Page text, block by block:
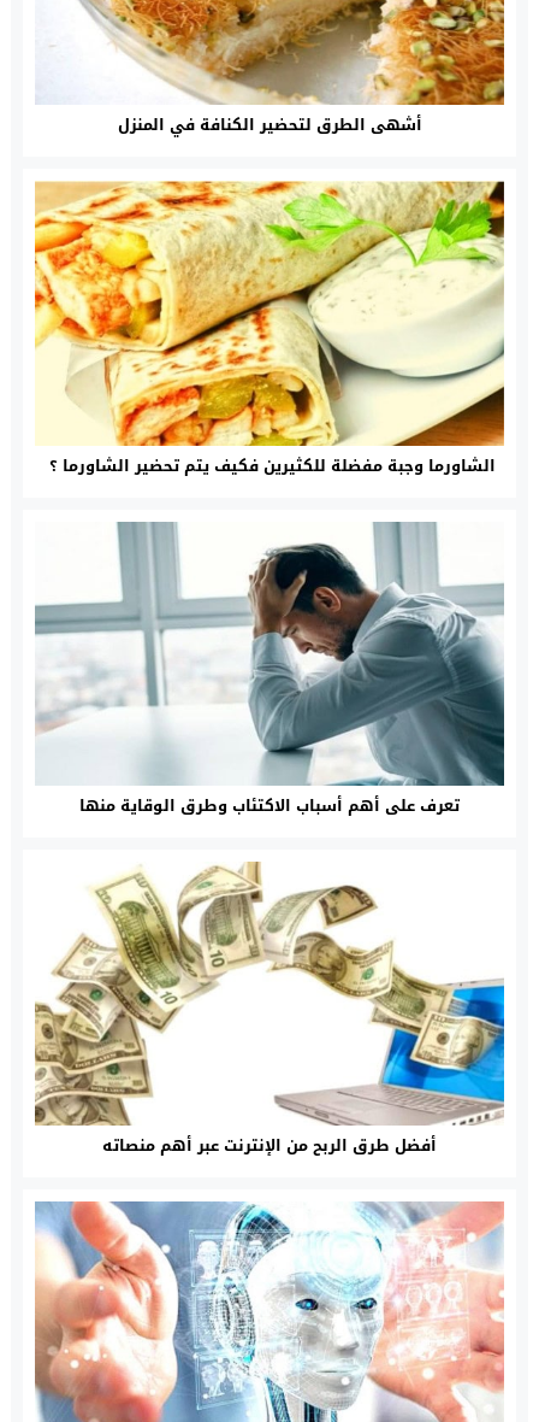
أشهى الطرق لتحضير الكنافة في المنزل
الشاورما وجبة مفضلة للكثيرين فكيف يتم تحضير الشاورما ؟
تعرف على أهم أسباب الاكتئاب وطرق الوقاية منها
أفضل طرق الربح من الإنترنت عبر أهم منصاته